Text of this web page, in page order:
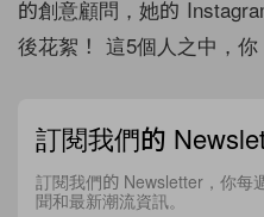
的創意顧問，她的
後花絮！ 這5個人之中，
訂閱我們的
訂閱我們的 Newsletter，你每
聞和最新潮流資訊。